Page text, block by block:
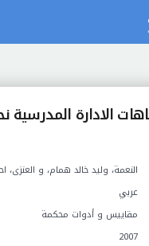
الادارة
النعمة، وليد خالد همام، و
عربي
مقاييس و أدوات محكمة
2007